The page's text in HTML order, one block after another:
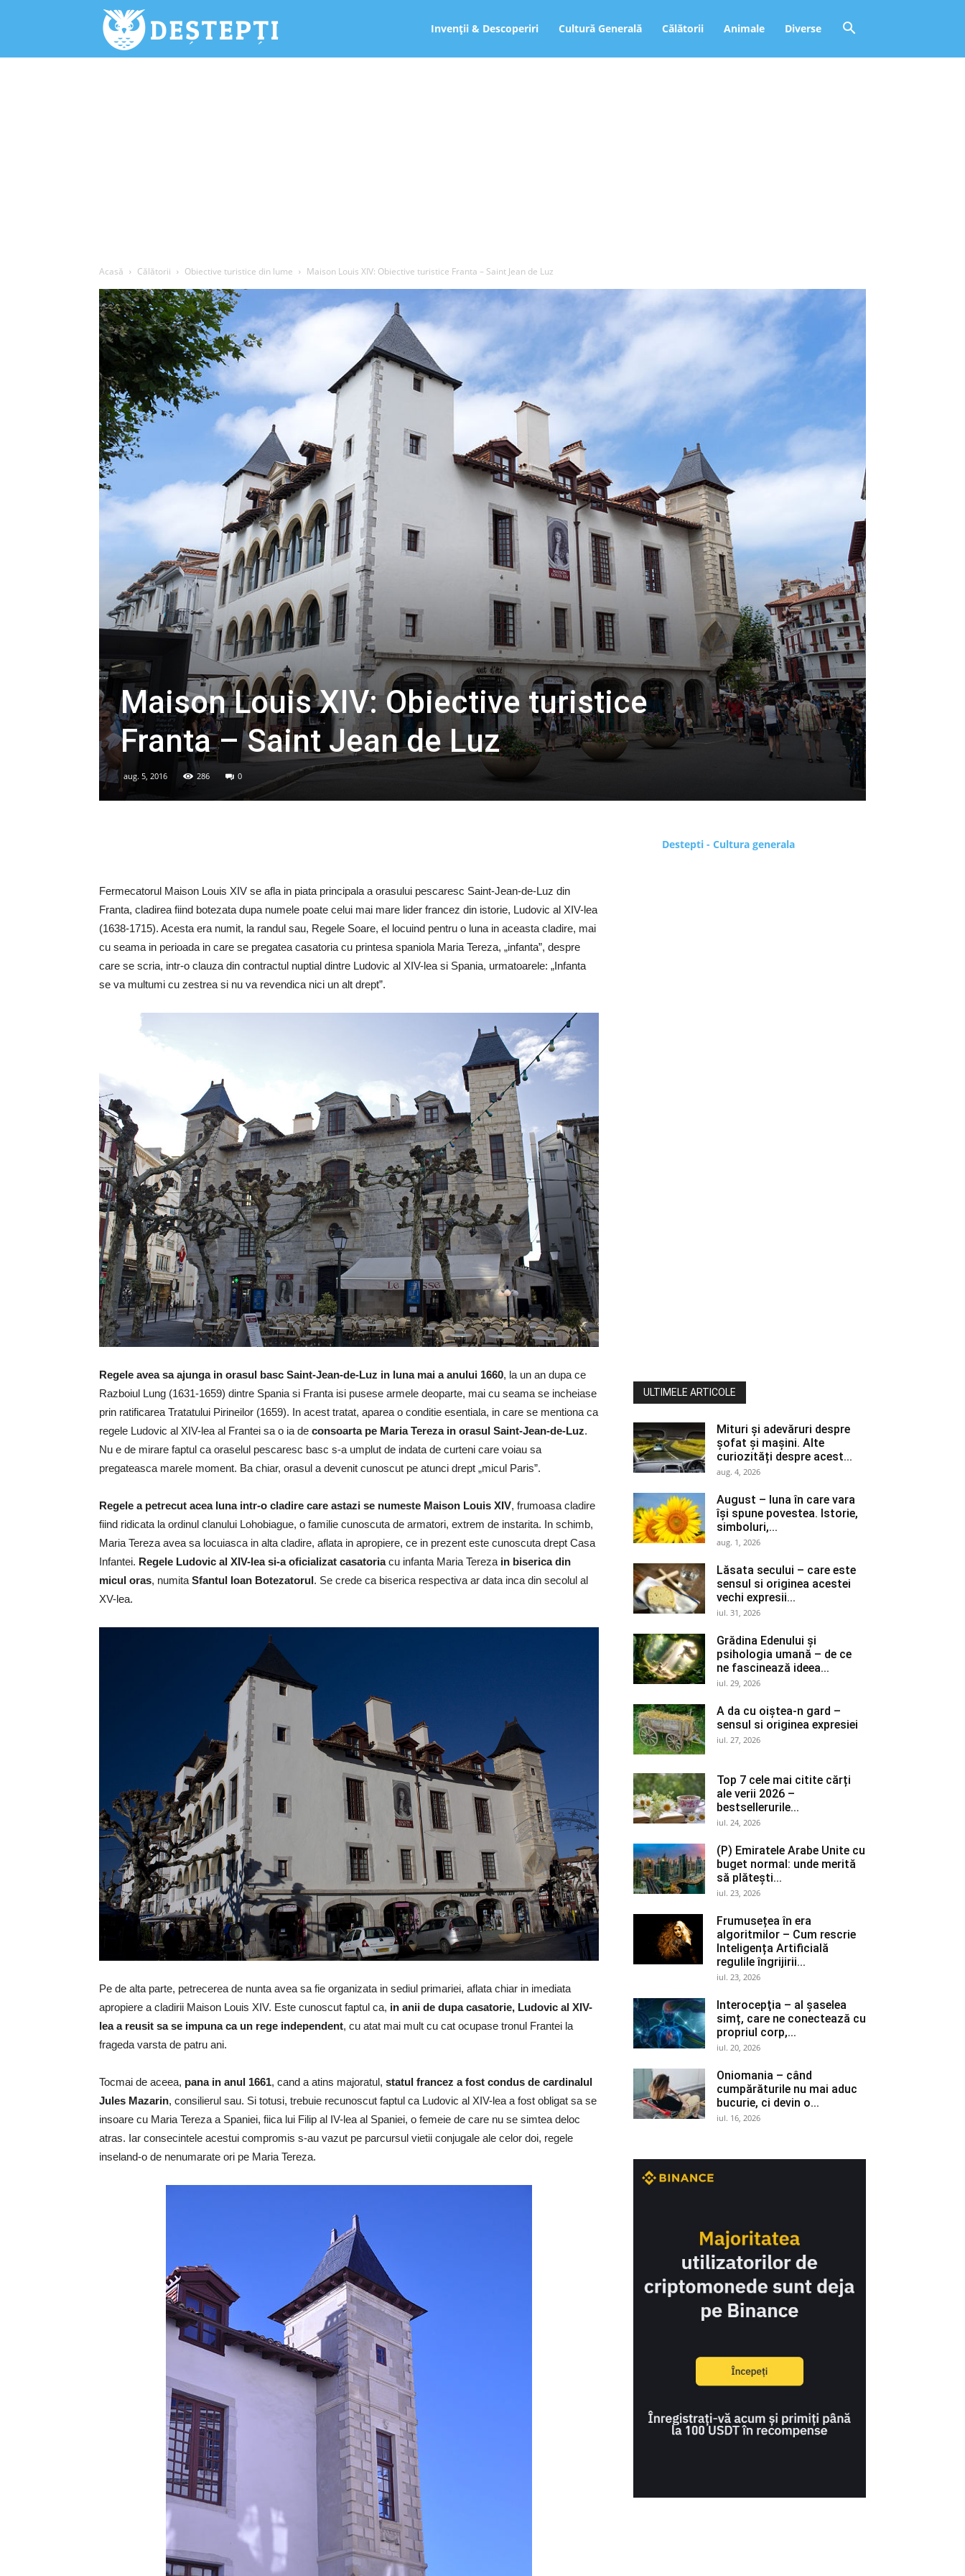
Deștepți.ro Invenții & Descoperiri Cultură Generală Călătorii Animale Diverse
Acasă Călătorii Obiective turistice din lume Maison Louis XIV: Obiective turistice Franta – Saint Jean de Luz
Maison Louis XIV: Obiective turistice
Franta – Saint Jean de Luz
aug. 5, 2016 286 0
Fermecatorul Maison Louis XIV se afla in piata principala a orasului pescaresc Saint-Jean-de-Luz din
Franta, cladirea fiind botezata dupa numele poate celui mai mare lider francez din istorie, Ludovic al XIV-lea
(1638-1715). Acesta era numit, la randul sau, Regele Soare, el locuind pentru o luna in aceasta cladire, mai
cu seama in perioada in care se pregatea casatoria cu printesa spaniola Maria Tereza, „infanta”, despre
care se scria, intr-o clauza din contractul nuptial dintre Ludovic al XIV-lea si Spania, urmatoarele: „Infanta
se va multumi cu zestrea si nu va revendica nici un alt drept”.
Regele avea sa ajunga in orasul basc Saint-Jean-de-Luz in luna mai a anului 1660, la un an dupa ce
Razboiul Lung (1631-1659) dintre Spania si Franta isi pusese armele deoparte, mai cu seama se incheiase
prin ratificarea Tratatului Pirineilor (1659). In acest tratat, aparea o conditie esentiala, in care se mentiona ca
regele Ludovic al XIV-lea al Frantei sa o ia de consoarta pe Maria Tereza in orasul Saint-Jean-de-Luz.
Nu e de mirare faptul ca oraselul pescaresc basc s-a umplut de indata de curteni care voiau sa
pregateasca marele moment. Ba chiar, orasul a devenit cunoscut pe atunci drept „micul Paris”.
Regele a petrecut acea luna intr-o cladire care astazi se numeste Maison Louis XIV, frumoasa cladire
fiind ridicata la ordinul clanului Lohobiague, o familie cunoscuta de armatori, extrem de instarita. In schimb,
Maria Tereza avea sa locuiasca in alta cladire, aflata in apropiere, ce in prezent este cunoscuta drept Casa
Infantei. Regele Ludovic al XIV-lea si-a oficializat casatoriacu infanta Maria Tereza in biserica din
micul oras, numita Sfantul Ioan Botezatorul. Se crede ca biserica respectiva ar data inca din secolul al
XV-lea.
Pe de alta parte, petrecerea de nunta avea sa fie organizata in sediul primariei, aflata chiar in imediata
apropiere a cladirii Maison Louis XIV. Este cunoscut faptul ca, in anii de dupa casatorie, Ludovic al XIV-
lea a reusit sa se impuna ca un rege independent, cu atat mai mult cu cat ocupase tronul Frantei la
frageda varsta de patru ani.
Tocmai de aceea, pana in anul 1661, cand a atins majoratul, statul francez a fost condus de cardinalul
Jules Mazarin, consilierul sau. Si totusi, trebuie recunoscut faptul ca Ludovic al XIV-lea a fost obligat sa se
insoare cu Maria Tereza a Spaniei, fiica lui Filip al IV-lea al Spaniei, o femeie de care nu se simtea deloc
atras. Iar consecintele acestui compromis s-au vazut pe parcursul vietii conjugale ale celor doi, regele
inseland-o de nenumarate ori pe Maria Tereza.
Destepti - Cultura generala
ULTIMELE ARTICOLE
Mituri și adevăruri despre
șofat și mașini. Alte
curiozități despre acest...
aug. 4, 2026
August – luna în care vara
își spune povestea. Istorie,
simboluri,...
aug. 1, 2026
Lăsata secului – care este
sensul si originea acestei
vechi expresii...
iul. 31, 2026
Grădina Edenului și
psihologia umană – de ce
ne fascinează ideea...
iul. 29, 2026
A da cu oiștea-n gard –
sensul si originea expresiei
iul. 27, 2026
Top 7 cele mai citite cărți
ale verii 2026 –
bestsellerurile...
iul. 24, 2026
(P) Emiratele Arabe Unite cu
buget normal: unde merită
să plătești...
iul. 23, 2026
Frumusețea în era
algoritmilor – Cum rescrie
Inteligența Artificială
regulile îngrijirii...
iul. 23, 2026
Interocepţia – al șaselea
simț, care ne conectează cu
propriul corp,...
iul. 20, 2026
Oniomania – când
cumpărăturile nu mai aduc
bucurie, ci devin o...
iul. 16, 2026